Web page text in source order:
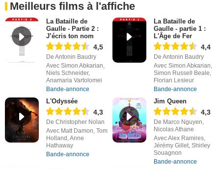
Meilleurs films à l'affiche
La Bataille de
Gaulle - Partie 2 :
J’écris ton nom
4,5
De Antonin Baudry
Avec Simon Abkarian,
Niels Schneider,
Anamaria Vartolomei
Bande-annonce
La Bataille de
Gaulle - partie 1 :
L'Âge de Fer
4,4
De Antonin Baudry
Avec Simon Abkarian,
Simon Russell Beale,
Florian Lesieur
Bande-annonce
L'Odyssée
4,3
De Christopher Nolan
Avec Matt Damon, Tom
Holland, Anne
Hathaway
Bande-annonce
Jim Queen
4,3
De Marco Nguyen,
Nicolas Athane
Avec Alex Ramires,
Jérémy Gillet, Shirley
Souagnon
Bande-annonce